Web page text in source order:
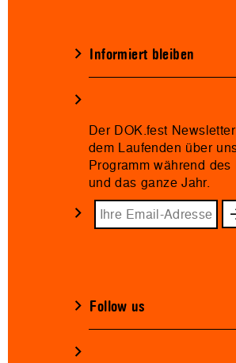
Informiert bleiben
Der DOK.fest
dem Laufenden über
Programm während
und das ganze Jahr.
Follow us